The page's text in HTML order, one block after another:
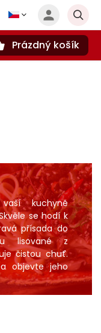
Prázdný košík
kuchyně
se hodí k
přísada do
lisované z
čistou chuť.
objevte jeho